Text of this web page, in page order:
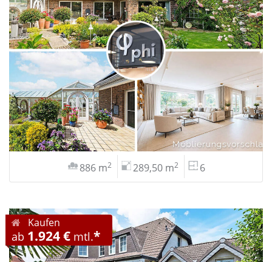
886 m2 289,50 m2 6
Kaufen
ab 1.924 € mtl.*